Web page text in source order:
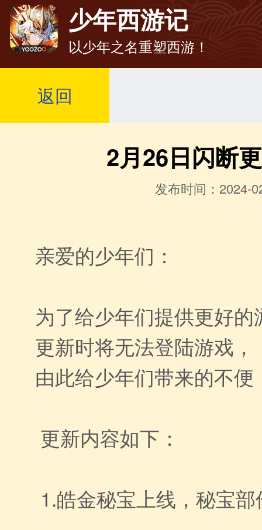
少年西游记
以少年之名重塑西游！
返回
2月26日闪断
发布时间：2024-
亲爱的少年们：
为了给少年们提供更好
更新时将无法登陆游戏，
由此给少年们带来的不
更新内容如下：
1.皓金秘宝上线，秘宝